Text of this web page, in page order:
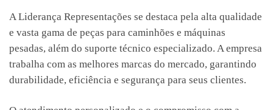
A Liderança Representações se destaca pela alta qualidade
e vasta gama de peças para caminhões e máquinas
pesadas, além do suporte técnico especializado. A empresa
trabalha com as melhores marcas do mercado, garantindo
durabilidade, eficiência e segurança para seus clientes.